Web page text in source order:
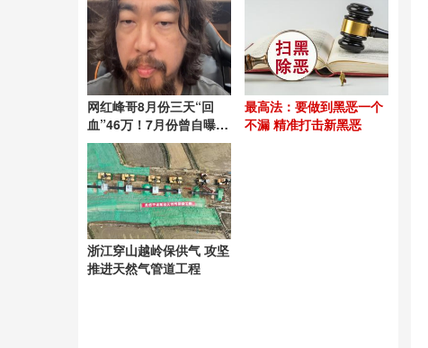
网红峰哥8月份三天“回
血”46万！7月份曾自曝年
内亏损近200万元
最高法：要做到黑恶一个
不漏 精准打击新黑恶
浙江穿山越岭保供气 攻坚
推进天然气管道工程